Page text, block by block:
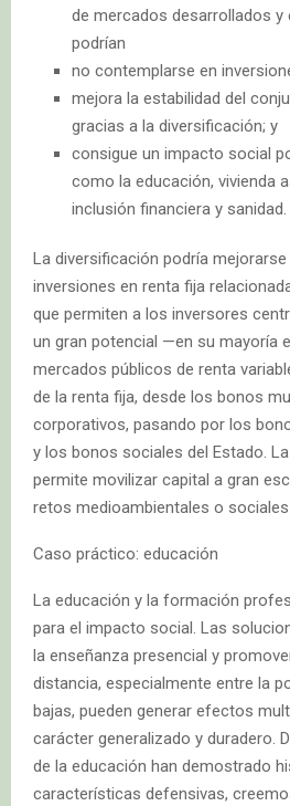
de mercados desarrollados y
podrían
no contemplarse en
mejora la estabilidad del
gracias a la diversificación; y
consigue un impacto social
como la educación, vivienda
inclusión financiera y sanidad.
La diversificación podría
inversiones en renta fija
que permiten a los inversores
un gran potencial —en su mayoría
mercados públicos de renta
de la renta fija, desde los bonos
corporativos, pasando por los
y los bonos sociales del Estado.
permite movilizar capital a gran
retos medioambientales o
Caso práctico: educación
La educación y la formación
para el impacto social. Las
la enseñanza presencial y
distancia, especialmente entre la
bajas, pueden generar efectos
carácter generalizado y duradero.
de la educación han demostrado
características defensivas,